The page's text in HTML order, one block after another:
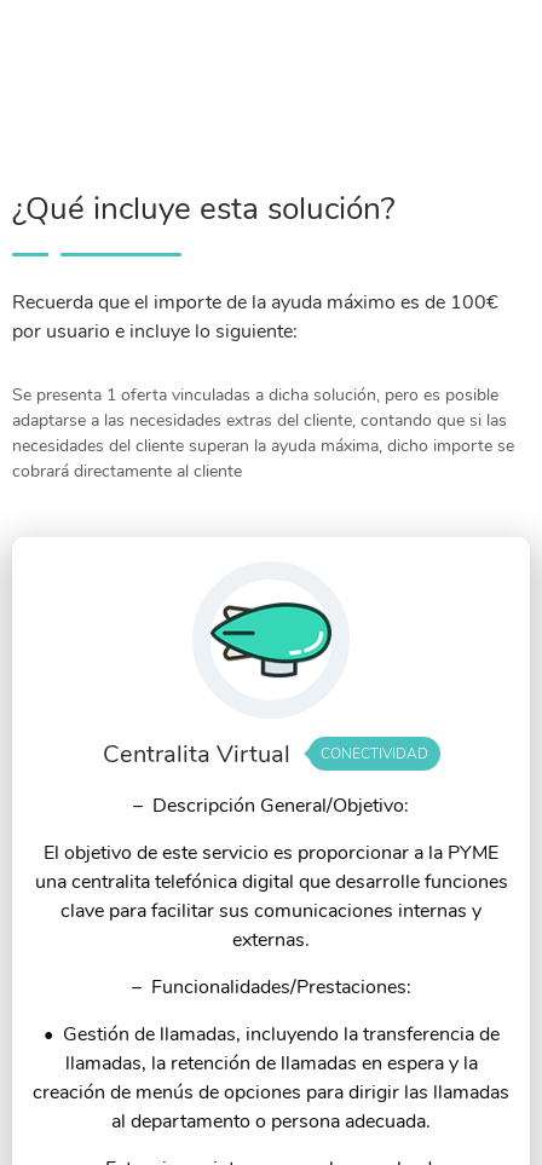
¿Qué incluye esta solución?
Recuerda que el importe de la ayuda máximo es de 100€
por usuario e incluye lo siguiente:
Se presenta 1 oferta vinculadas a dicha solución, pero es posible
adaptarse a las necesidades extras del cliente, contando que si las
necesidades del cliente superan la ayuda máxima, dicho importe se
cobrará directamente al cliente
Centralita Virtual CONECTIVIDAD
– Descripción General/Objetivo:
El objetivo de este servicio es proporcionar a la PYME
una centralita telefónica digital que desarrolle funciones
clave para facilitar sus comunicaciones internas y
externas.
– Funcionalidades/Prestaciones:
• Gestión de llamadas, incluyendo la transferencia de
llamadas, la retención de llamadas en espera y la
creación de menús de opciones para dirigir las llamadas
al departamento o persona adecuada.